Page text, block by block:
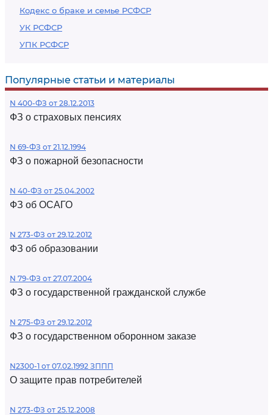
Кодекс о браке и семье РСФСР
УК РСФСР
УПК РСФСР
Популярные статьи и материалы
N 400-ФЗ от 28.12.2013
ФЗ о страховых пенсиях
N 69-ФЗ от 21.12.1994
ФЗ о пожарной безопасности
N 40-ФЗ от 25.04.2002
ФЗ об ОСАГО
N 273-ФЗ от 29.12.2012
ФЗ об образовании
N 79-ФЗ от 27.07.2004
ФЗ о государственной гражданской службе
N 275-ФЗ от 29.12.2012
ФЗ о государственном оборонном заказе
N2300-1 от 07.02.1992 ЗППП
О защите прав потребителей
N 273-ФЗ от 25.12.2008